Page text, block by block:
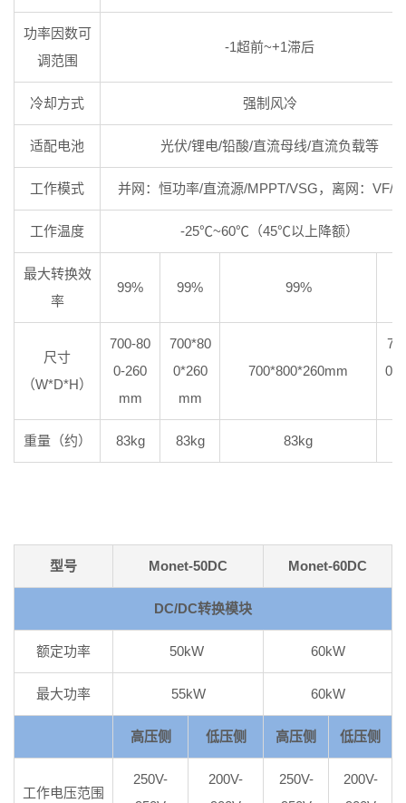
功率因数可
调范围
-1超前~+1滞后
冷却方式 强制风冷
适配电池 光伏/锂电/铅酸/直流母线/直流负载等
工作模式 并网：恒功率/直流源/MPPT/VSG，离网：VF/
工作温度 -25℃~60℃（45℃以上降额）
最大转换效
率
99% 99% 99%
尺寸
（W*D*H）
700-80
0-260
mm
700*80
0*260
mm
700*800*260mm
重量（约） 83kg 83kg 83kg
型号 Monet-50DC Monet-60DC
DC/DC转换模块
额定功率 50kW 60kW
最大功率 55kW 60kW
高压侧 低压侧 高压侧 低压侧
工作电压范围
250V-
200V-
250V-
200V-